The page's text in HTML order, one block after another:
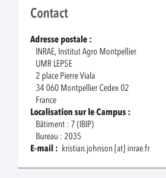
Contact
Adresse postale :
INRAE, Institut Agro Montpellier
UMR LEPSE
2 place Pierre Viala
34 060 Montpellier Cedex 02
France
Localisation sur le Campus :
Bâtiment : 7 (IBIP)
Bureau : 2035
E-mail : kristian.johnson [at] inrae.fr